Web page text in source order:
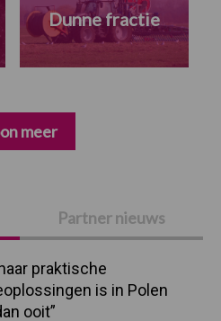
Partner nieuws
praktische
is in Polen
ooit”
Dunne fractie
meer